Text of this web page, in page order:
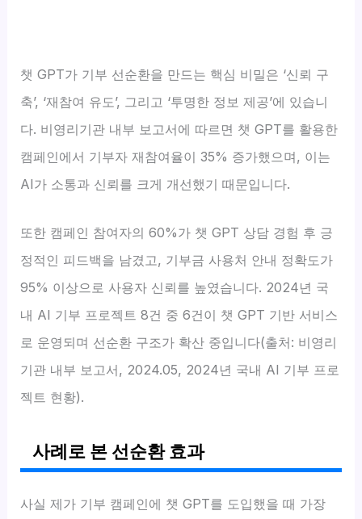
챗 GPT가 기부 선순환을 만드는 핵심 비밀은 ‘신뢰 구
축’, ‘재참여 유도’, 그리고 ‘투명한 정보 제공’에 있습니
다. 비영리기관 내부 보고서에 따르면 챗 GPT를 활용한
캠페인에서 기부자 재참여율이 35% 증가했으며, 이는
AI가 소통과 신뢰를 크게 개선했기 때문입니다.
또한 캠페인 참여자의 60%가 챗 GPT 상담 경험 후 긍
정적인 피드백을 남겼고, 기부금 사용처 안내 정확도가
95% 이상으로 사용자 신뢰를 높였습니다. 2024년 국
내 AI 기부 프로젝트 8건 중 6건이 챗 GPT 기반 서비스
로 운영되며 선순환 구조가 확산 중입니다(출처: 비영리
기관 내부 보고서, 2024.05, 2024년 국내 AI 기부 프로
젝트 현황).
사례로 본 선순환 효과
사실 제가 기부 캠페인에 챗 GPT를 도입했을 때 가장